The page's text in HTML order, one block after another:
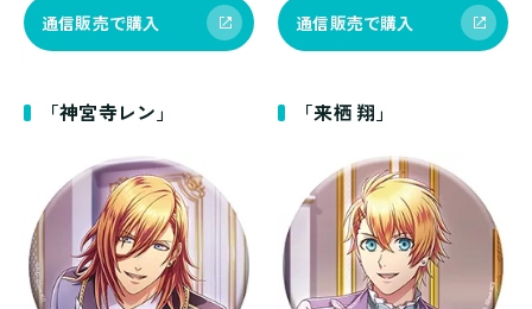
通信販売で購入 通信販売で購入
「神宮寺レン」 「来栖 翔」